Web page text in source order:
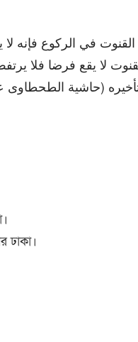
القنوت في الركوع فإنه
لا يقع فرضا فلا
(حاشية الطحطاوى
ঢাকা।